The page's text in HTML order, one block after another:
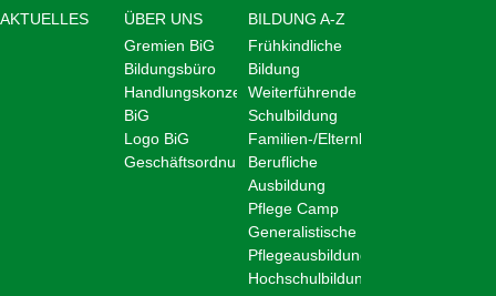
AKTUELLES
ÜBER UNS
Gremien BiG
Bildungsbüro
Handlungskonzept
BiG
Logo BiG
Geschäftsordnung
BILDUNG A-Z
Frühkindliche
Bildung
Weiterführende
Schulbildung
Familien-/Elternbildung
Berufliche
Ausbildung
Pflege Camp
Generalistische
Pflegeausbildung
Hochschulbildung